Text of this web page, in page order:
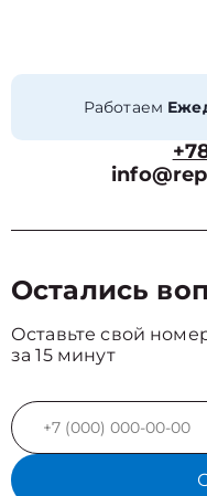
Работаем
Остались
Оставьте свой
за 15 минут